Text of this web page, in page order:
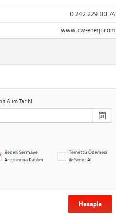
0 242 229 00 74
www.cw-enerji.com
Alım Tarihi
Bedelli Sermaye
Arttırımına Katılım
Temettü Ödemesi
ile Senet Al
Hesapla